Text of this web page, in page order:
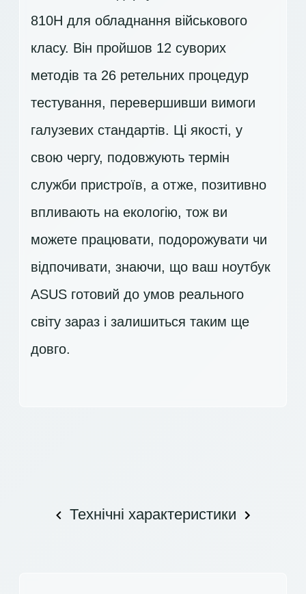
810H для обладнання військового
класу. Він пройшов 12 суворих
методів та 26 ретельних процедур
тестування, перевершивши вимоги
галузевих стандартів. Ці якості, у
свою чергу, подовжують термін
служби пристроїв, а отже, позитивно
впливають на екологію, тож ви
можете працювати, подорожувати чи
відпочивати, знаючи, що ваш ноутбук
ASUS готовий до умов реального
світу зараз і залишиться таким ще
довго.
Технічні характеристики